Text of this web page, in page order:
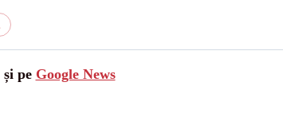
pe Google News